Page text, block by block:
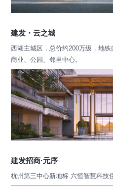
建发・云之城
西湖主城区，总价约200万级，地铁
商业、公园、邻里中心。
建发招商·元序
杭州第三中心新地标 六恒智慧科技